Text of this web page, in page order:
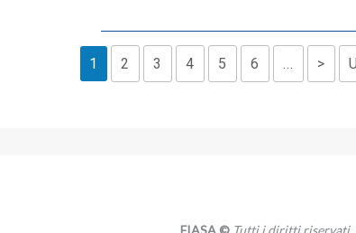
1 2 3 4 5 6 ... >
FIASA ©Tutti i diritti riservati.